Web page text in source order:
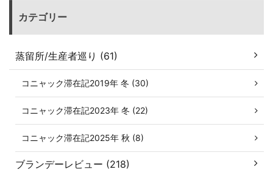
カテゴリー
蒸留所/生産者巡り (61)
コニャック滞在記2019年 冬 (30)
コニャック滞在記2023年 冬 (22)
コニャック滞在記2025年 秋 (8)
ブランデーレビュー (218)